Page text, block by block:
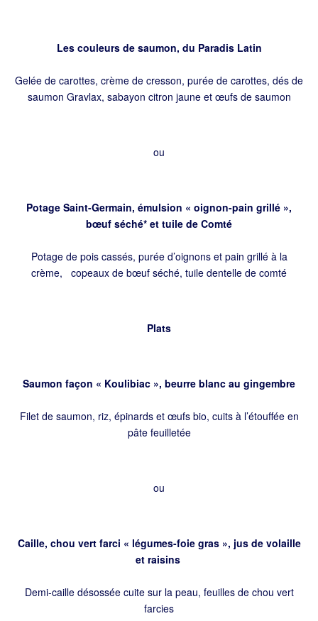
Les couleurs de saumon, du Paradis Latin
Gelée de carottes, crème de cresson, purée de carottes, dés de
saumon Gravlax, sabayon citron jaune et œufs de saumon
ou
Potage Saint-Germain, émulsion « oignon-pain grillé »,
bœuf séché* et tuile de Comté
Potage de pois cassés, purée d’oignons et pain grillé à la
crème, copeaux de bœuf séché, tuile dentelle de comté
Plats
Saumon façon « Koulibiac », beurre blanc au gingembre
Filet de saumon, riz, épinards et œufs bio, cuits à l’étouffée en
pâte feuilletée
ou
Caille, chou vert farci « légumes-foie gras », jus de volaille
et raisins
Demi-caille désossée cuite sur la peau, feuilles de chou vert
farcies